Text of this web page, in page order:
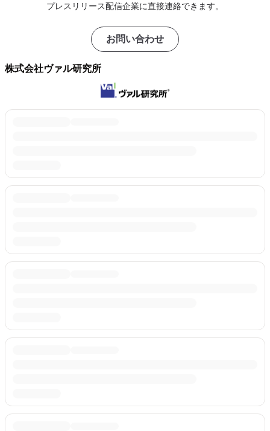
プレスリリース配信企業に直接連絡できます。
お問い合わせ
株式会社ヴァル研究所